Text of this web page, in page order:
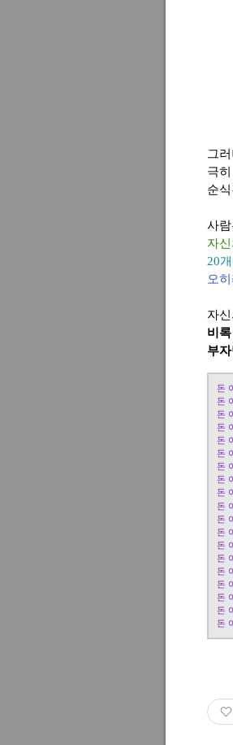
그
극
순
사
자
20
오
자
비
부
돈
돈
돈
돈
돈
돈
돈
돈
돈
돈
돈
돈
돈
돈
돈
돈
돈
돈
돈